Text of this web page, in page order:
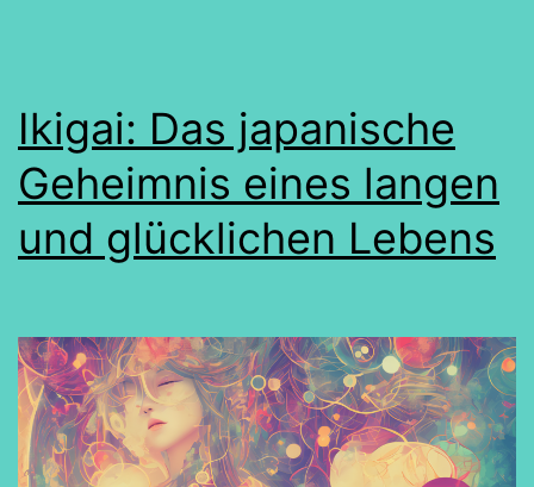
Ikigai: Das japanische
Geheimnis eines langen
und glücklichen Lebens